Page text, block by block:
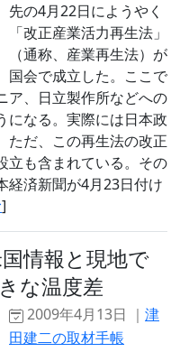
先の4月22日にようやく
「改正産業活力再生法」
（通称、産業再生法）が
国会で成立した。ここで
ア、日立製作所などへの
になる。実際には日本政
ただ、この再生法の改正
立も含まれている。その
経済新聞が4月23日付け
]
情報と現地で
な温度差
2009年4月13日 ｜ 津
田建二の取材手帳